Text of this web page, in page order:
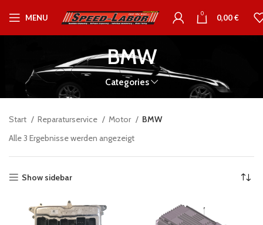
MENU 0 0,00€
BMW
Categories
Start Reparaturservice Motor
BMW
Alle 3 Ergebnisse werden angezeigt
Show sidebar